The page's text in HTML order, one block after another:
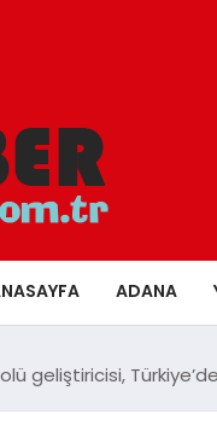
ADANA
geliştiricisi,